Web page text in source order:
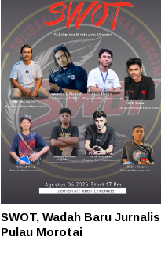
SWOT, Wadah Baru Jurnalis
Pulau Morotai